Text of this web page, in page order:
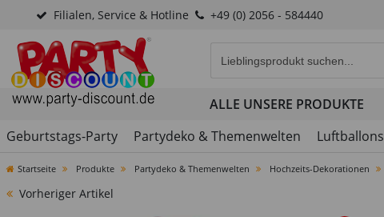
Filialen, Service & Hotline +49 (0) 2056 - 584440
ALLE UNSERE PRODUKTE
Geburtstags-Party
Partydeko & Themenwelten Luftballons
Startseite Produkte Partydeko & Themenwelten Hochzeits-Dekorationen
Vorheriger Artikel